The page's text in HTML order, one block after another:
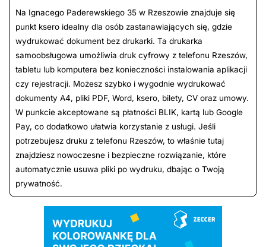
Na Ignacego Paderewskiego 35 w Rzeszowie znajduje się
punkt ksero idealny dla osób zastanawiających się, gdzie
wydrukować dokument bez drukarki. Ta drukarka
samoobsługowa umożliwia druk cyfrowy z telefonu Rzeszów,
tabletu lub komputera bez konieczności instalowania aplikacji
czy rejestracji. Możesz szybko i wygodnie wydrukować
dokumenty A4, pliki PDF, Word, ksero, bilety, CV oraz umowy.
W punkcie akceptowane są płatności BLIK, kartą lub Google
Pay, co dodatkowo ułatwia korzystanie z usługi. Jeśli
potrzebujesz druku z telefonu Rzeszów, to właśnie tutaj
znajdziesz nowoczesne i bezpieczne rozwiązanie, które
automatycznie usuwa pliki po wydruku, dbając o Twoją
prywatność.